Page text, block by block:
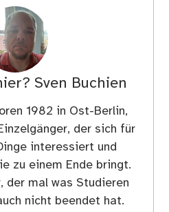
Sven Buchien
1982 in Ost-Berlin,
der sich für
interessiert und
zu einem Ende bringt.
der mal was Studieren
nicht beendet hat.